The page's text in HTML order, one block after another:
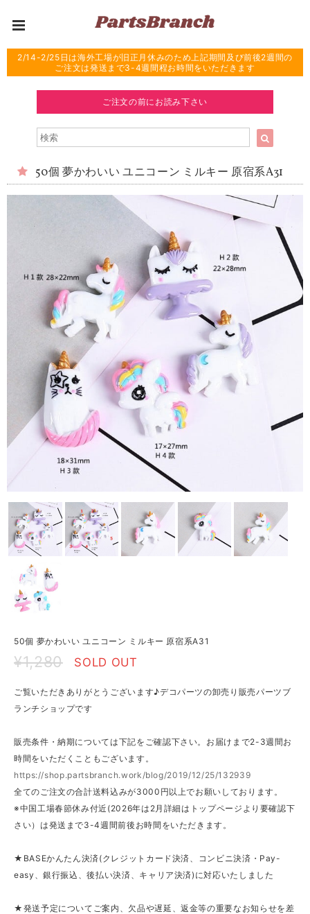
2/14-2/25日は海外工場が旧正月休みのため上記期間及び前後2週間の
ご注文は発送まで3-4週間程お時間をいただきます
ご注文の前にお読み下さい
50個 夢かわいい ユニコーン ミルキー 原宿系A31
50個 夢かわいい ユニコーン ミルキー 原宿系A31
¥1,280 SOLD OUT
ご覧いただきありがとうございます♪デコパーツの卸売り販売パーツブ
ランチショップです
販売条件・納期については下記をご確認下さい。お届けまで2-3週間お
時間をいただくこともございます。
https://shop.partsbranch.work/blog/2019/12/25/132939
全てのご注文の合計送料込みが3000円以上でお願いしております。
※中国工場春節休み付近(2026年は2月詳細はトップページより要確認下
さい）は発送まで3-4週間前後お時間をいただきます。
★BASEかんたん決済(クレジットカード決済、コンビニ決済・Pay-
easy、銀行振込、後払い決済、キャリア決済)に対応いたしました
★発送予定についてご案内、欠品や遅延、返金等の重要なお知らせを差